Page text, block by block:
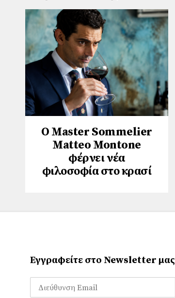
Ο Master Sommelier
Matteo Montone
φέρνει νέα
φιλοσοφία στο κρασί
Εγγραφείτε στο Newsletter μας